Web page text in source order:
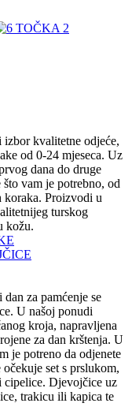
kvalitetne odjeće,
od 0-24 mjeseca. Uz
dana do druge
vam je potrebno, od
koraka. Proizvodi u
turskog
kožu.
dan za pamćenje se
U našoj ponudi
kroja, napravljena
za dan krštenja. U
je potreno da odjenete
set s prslukom,
Djevojčice uz
trakicu ili kapica te